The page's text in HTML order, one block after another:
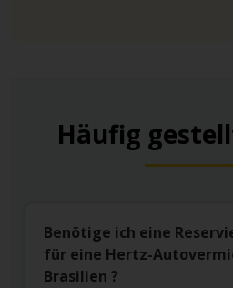
Häufig
Benötige ich eine
für eine Hertz-
Brasilien ?